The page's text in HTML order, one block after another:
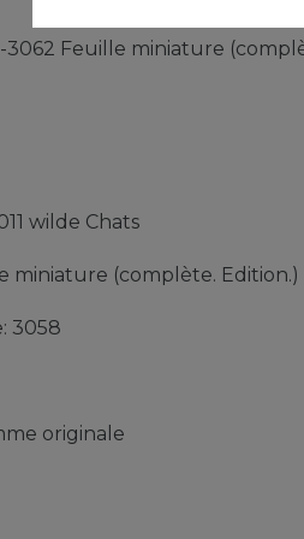
3062 Feuille miniature
wilde Chats
miniature (complète. Edition.)
3058
originale